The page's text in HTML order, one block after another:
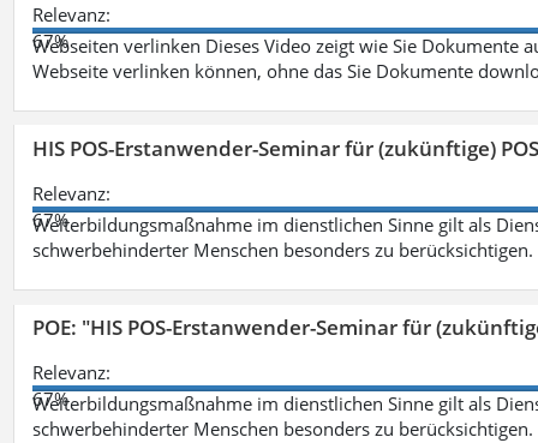
Relevanz:
67%
Webseiten verlinken Dieses Video zeigt wie Sie Dokumente
Webseite verlinken können, ohne das Sie Dokumente
HIS POS-Erstanwender-Seminar für (zukünftige)
Relevanz:
67%
Weiterbildungsmaßnahme im dienstlichen Sinne gilt als
schwerbehinderter Menschen besonders zu berücksichtigen.
POE: "HIS POS-Erstanwender-Seminar für
Relevanz:
67%
Weiterbildungsmaßnahme im dienstlichen Sinne gilt als
schwerbehinderter Menschen besonders zu berücksichtigen.